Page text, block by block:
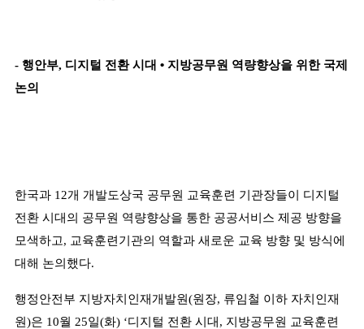
- 행안부, 디지털 전환 시대 • 지방공무원 역량향상을 위한 국제
논의
한국과 12개 개발도상국 공무원 교육훈련 기관장들이 디지털
전환 시대의 공무원 역량향상을 통한 공공서비스 제공 방향을
모색하고, 교육훈련기관의 역할과 새로운 교육 방향 및 방식에
대해 논의했다.
행정안전부 지방자치인재개발원(원장, 류임철 이하 자치인재
원)은 10월 25일(화) ‘디지털 전환 시대 , 지방공무원 교육훈련